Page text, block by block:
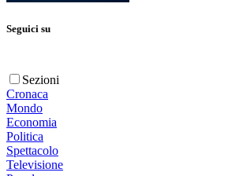
Seguici su
Sezioni
Cronaca
Mondo
Economia
Politica
Spettacolo
Televisione